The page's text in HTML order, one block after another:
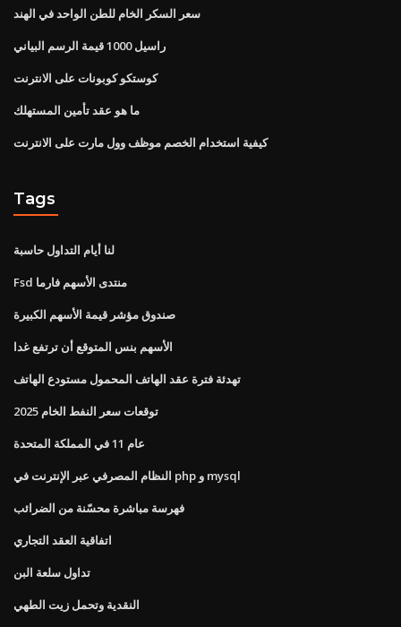
سعر السكر الخام للطن الواحد في الهند
راسيل 1000 قيمة الرسم البياني
كوستكو كوبونات على الانترنت
ما هو عقد تأمين المستهلك
كيفية استخدام الخصم موظف وول مارت على الانترنت
Tags
لنا أيام التداول حاسبة
Fsd منتدى الأسهم فارما
صندوق مؤشر قيمة الأسهم الكبيرة
الأسهم بنس المتوقع أن ترتفع غدا
تهدئة فترة عقد الهاتف المحمول مستودع الهاتف
توقعات سعر النفط الخام 2025
عام 11 في المملكة المتحدة
النظام المصرفي عبر الإنترنت في php و mysql
فهرسة مباشرة محسّنة من الضرائب
اتفاقية العقد التجاري
تداول سلعة البن
النقدية وتحمل زيت الطهي